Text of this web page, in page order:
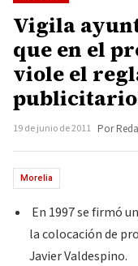
Vigila
que en el
viole el
19 de junio de 2011 Por
Morelia
En 1997 se firmó
la colocación de
Javier Valdespino.